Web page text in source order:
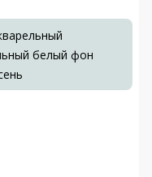
белый фон